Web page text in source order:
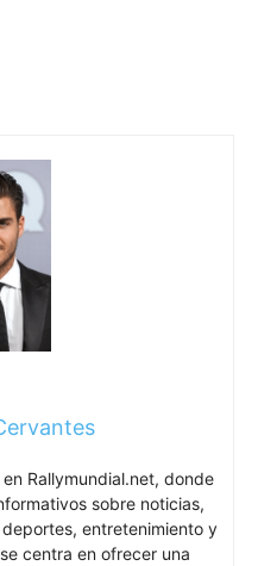
Rallymundial.net, donde
sobre noticias,
entretenimiento y
centra en ofrecer una